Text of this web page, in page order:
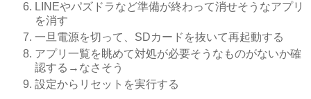
LINEやパズドラなど準備が終わって消せそうなアプリ
を消す
一旦電源を切って、SDカードを抜いて再起動する
アプリ一覧を眺めて対処が必要そうなものがないか確
認する→なさそう
設定からリセットを実行する